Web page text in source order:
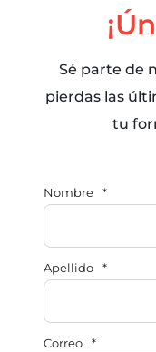
Sé parte de
pierdas las
tu
Nombre *
Apellido *
Correo *